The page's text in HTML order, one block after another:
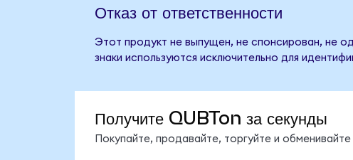
Отказ от ответственности
Этот продукт не выпущен, не спонсирован, не
знаки используются исключительно для
Получите QUBTon за секунды
Покупайте, продавайте, торгуйте и